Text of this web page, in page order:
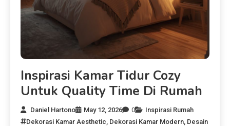
Inspirasi Kamar Tidur Cozy
Untuk Quality Time Di Rumah
Daniel Hartono May 12, 2026 0
Inspirasi Rumah
Dekorasi Kamar Aesthetic Dekorasi Kamar Modern Desain